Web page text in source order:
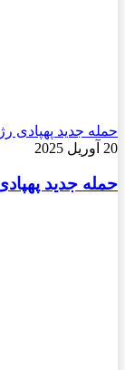
حمله جدید پهپادی
20 آوریل 2025
حمله جدید